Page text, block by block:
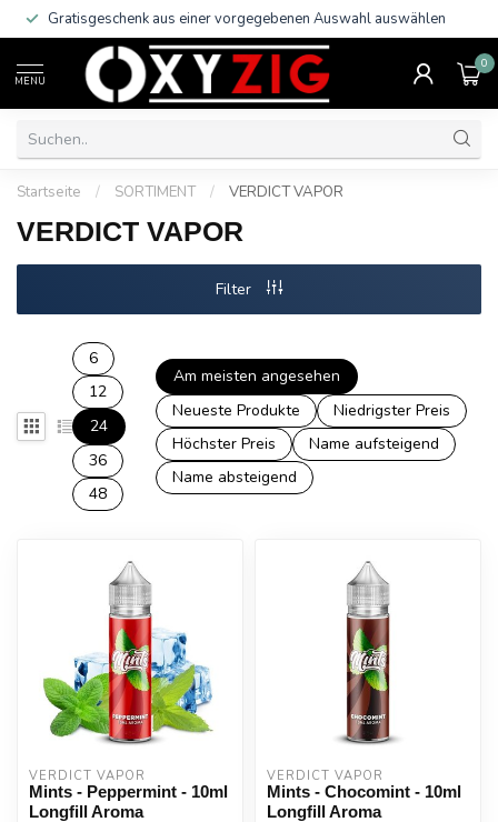
Gratisgeschenk aus einer vorgegebenen Auswahl auswählen
MENU
0
Startseite / SORTIMENT / VERDICT VAPOR
VERDICT VAPOR
Filter
6
12
24
36
48
Am meisten angesehen
Neueste Produkte
Niedrigster Preis
Höchster Preis
Name aufsteigend
Name absteigend
VERDICT VAPOR
Mints - Peppermint - 10ml
Longfill Aroma
VERDICT VAPOR
Mints - Chocomint - 10ml
Longfill Aroma